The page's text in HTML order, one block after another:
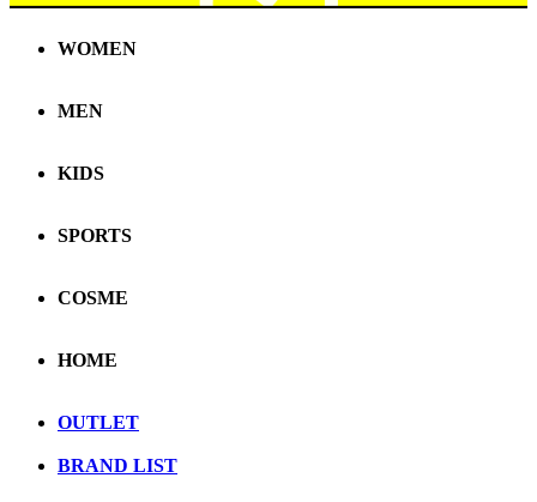
WOMEN
MEN
KIDS
SPORTS
COSME
HOME
OUTLET
BRAND LIST